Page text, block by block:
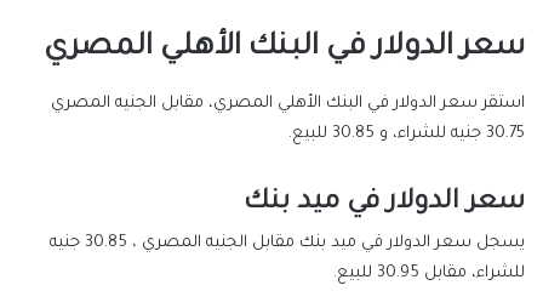
سعر الدولار في البنك الأهلي المصري
استقر سعر الدولار في البنك الأهلي المصري، مقابل الجنيه المصري
30.75 جنيه للشراء، و 30.85 للبيع.
سعر الدولار في ميد بنك
يسجل سعر الدولار في ميد بنك مقابل الجنيه المصري ، 30.85 جنيه
للشراء، مقابل 30.95 للبيع.